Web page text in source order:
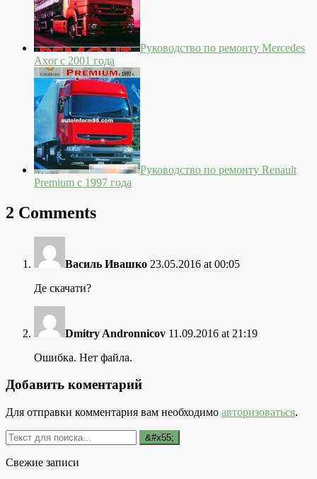
Руководство по ремонту Mercedes
Axor с 2001 года
Руководство по ремонту Renault
Premium с 1997 года
2 Comments
Василь Ивашко 23.05.2016 at 00:05
Де скачати?
Dmitry Andronnicov 11.09.2016 at 21:19
Ошибка. Нет файла.
Добавить коментарий
Для отправки комментария вам необходимо авторизоваться.
Свежие записи